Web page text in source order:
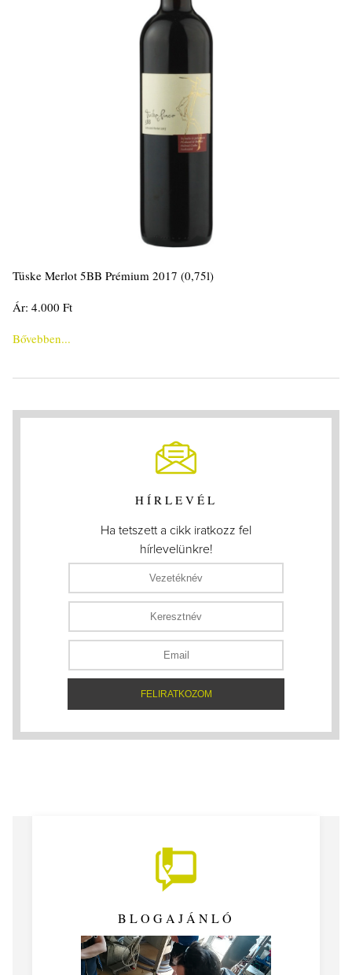
Tüske Merlot 5BB Prémium 2017 (0,75l)
Ár: 4.000 Ft
Bővebben...
HÍRLEVÉL
Ha tetszett a cikk iratkozz fel
hírlevelünkre!
BLOGAJÁNLÓ